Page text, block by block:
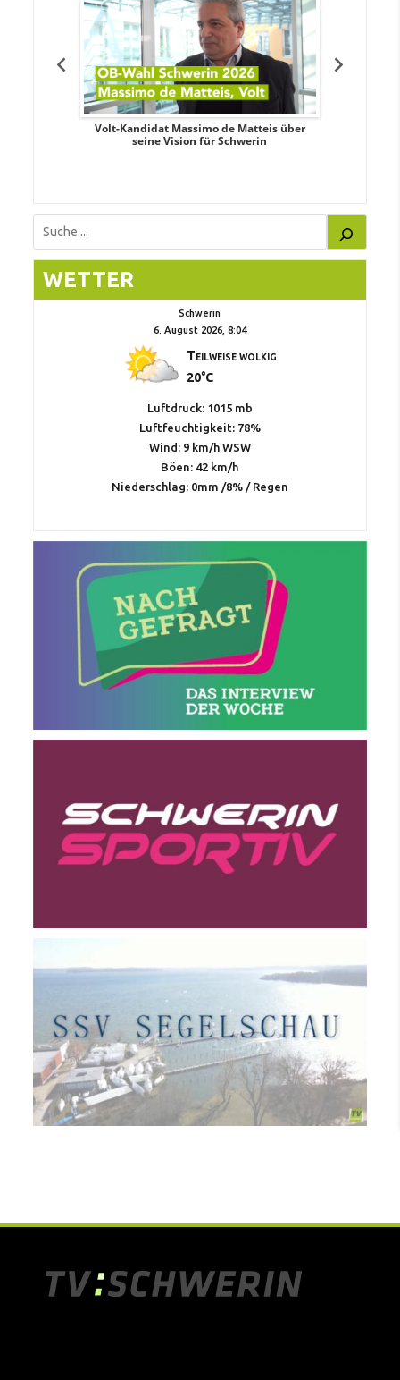
Volt-Kandidat Massimo de Matteis über
seine Vision für Schwerin
Suchen
WETTER
Schwerin
6. August 2026, 8:04
Teilweise wolkig
20°C
Luftdruck: 1015 mb
Luftfeuchtigkeit: 78%
Wind: 9 km/h WSW
Böen: 42 km/h
Niederschlag: 0mm /8%/ Regen